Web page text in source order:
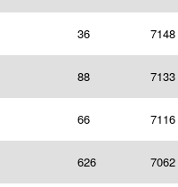
36 7148
88 7133
66 7116
626 7062